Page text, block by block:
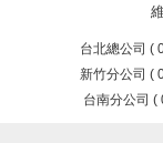
台北總公司 (
新竹分公司 (
台南分公司 (